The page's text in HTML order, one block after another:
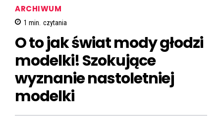
ARCHIWUM
1 min. czytania
O to jak świat mody głodzi
modelki! Szokujące
wyznanie nastoletniej
modelki